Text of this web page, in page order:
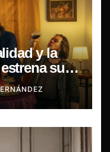
y la
su